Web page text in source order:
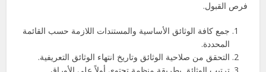
فرص القبول.
جمع كافة الوثائق الأساسية والمستندات اللازمة حسب القائمة
المحددة.
التحقق من صلاحية الوثائق وتاريخ انتهاء الوثائق التعريفية.